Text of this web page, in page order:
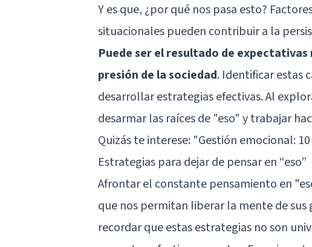
Y es que, ¿por qué nos pasa esto?
situacionales pueden contribuir a la
Puede ser el resultado de
presión de la sociedad. Identificar estas
desarrollar estrategias efectivas. Al
desarmar las raíces de "eso" y trabajar
Quizás te interese: "Gestión emocional:
Estrategias para dejar de pensar en “eso”
Afrontar el constante pensamiento en
que nos permitan liberar la mente de
recordar que estas estrategias no son